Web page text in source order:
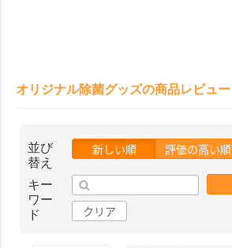
オリジナル除菌グッズの商品レビュー
並び
替え
新しい順 評価の高い順
キー
ワー
ド
クリア